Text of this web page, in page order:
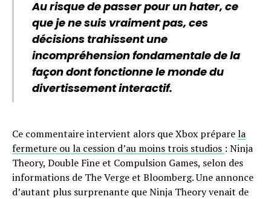
Au risque de passer pour un hater, ce
que je ne suis vraiment pas, ces
décisions trahissent une
incompréhension fondamentale de la
façon dont fonctionne le monde du
divertissement interactif.
Ce commentaire intervient alors que Xbox préparela
fermeture ou la cession d’au moins trois studios : Ninja
Theory, Double Fine et Compulsion Games, selon des
informations de The Verge et Bloomberg. Une annonce
d’autant plus surprenante que Ninja Theory venait de